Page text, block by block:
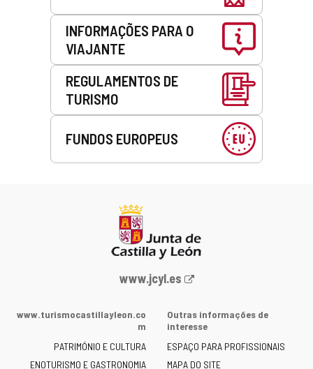
INFORMAÇÕES PARA O
VIAJANTE
REGULAMENTOS DE
TURISMO
FUNDOS EUROPEUS
Portal
Junta
Castilla
www.jcyl.es
www.turismocastillayleon.co
m
PATRIMÓNIO E CULTURA
ENOTURISMO E GASTRONOMIA
Outras informações de
interesse
ESPAÇO PARA PROFISSIONAIS
MAPA DO SITE